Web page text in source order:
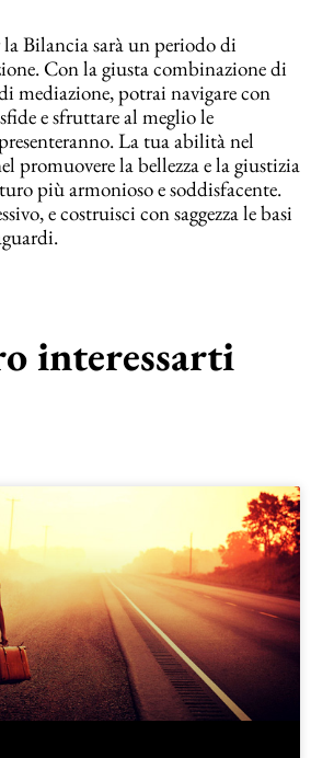
Bilancia sarà un periodo di
Con la giusta combinazione di
mediazione, potrai navigare con
e sfruttare al meglio le
La tua abilità nel
promuovere la bellezza e la giustizia
più armonioso e soddisfacente.
e costruisci con saggezza le basi
interessarti